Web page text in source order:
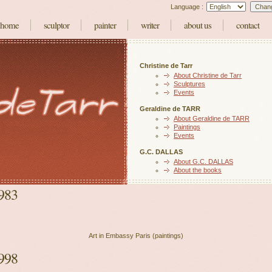
Language :
home sculptor painter writer about us contact
Christine de Tarr
About Christine de Tarr
Sculptures
Events
Geraldine de TARR
About Geraldine de TARR
Paintings
Events
G.C. DALLAS
About G.C. DALLAS
About the books
Art in Embassy Paris (paintings)